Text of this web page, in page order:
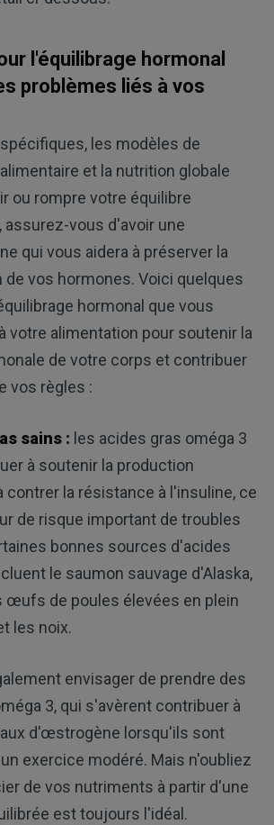
l'équilibrage hormonal
problèmes liés à vos
les modèles de
et la nutrition globale
ou rompre votre équilibre
assurez-vous d'avoir une
qui vous aidera à préserver la
vos hormones. Voici quelques
hormonal que vous
votre alimentation pour soutenir la
de votre corps et contribuer
vos règles :
sains : les acides gras oméga 3
à soutenir la production
contrer la résistance à l'insuline, ce
de risque important de troubles
bonnes sources d'acides
le saumon sauvage d'Alaska,
œufs de poules élevées en plein
les noix.
envisager de prendre des
3, qui s'avèrent contribuer à
d'œstrogène lorsqu'ils sont
exercice modéré. Mais n'oubliez
de vos nutriments à partir d'une
est toujours l'idéal.